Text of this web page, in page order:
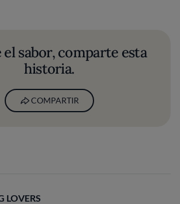
sabor, comparte esta
historia.
COMPARTIR
LOVERS